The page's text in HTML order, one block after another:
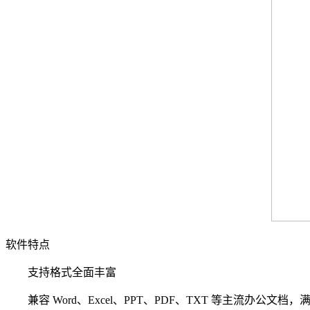
软件特点
支持格式全面丰富
兼容 Word、Excel、PPT、PDF、TXT 等主流办公文档，满